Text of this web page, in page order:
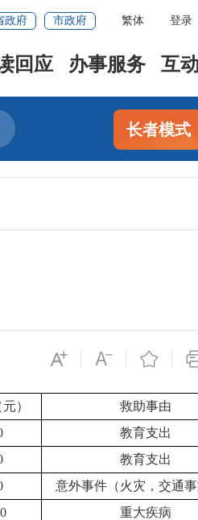
政府 市政府 繁体 登录
回应 办事服务 互
长者模式
）
救助事由
教育支出
教育支出
意外事件（火灾，交通事
重大疾病